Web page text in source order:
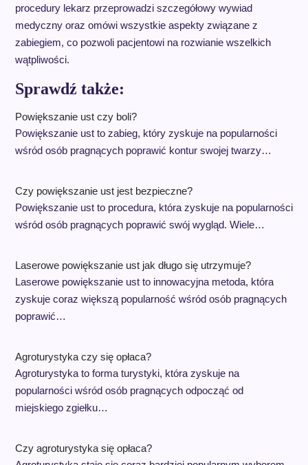
procedury lekarz przeprowadzi szczegółowy wywiad
medyczny oraz omówi wszystkie aspekty związane z
zabiegiem, co pozwoli pacjentowi na rozwianie wszelkich
wątpliwości.
Sprawdź także:
Powiększanie ust czy boli?
Powiększanie ust to zabieg, który zyskuje na popularności
wśród osób pragnących poprawić kontur swojej twarzy…
Czy powiększanie ust jest bezpieczne?
Powiększanie ust to procedura, która zyskuje na popularności
wśród osób pragnących poprawić swój wygląd. Wiele…
Laserowe powiększanie ust jak długo się utrzymuje?
Laserowe powiększanie ust to innowacyjna metoda, która
zyskuje coraz większą popularność wśród osób pragnących
poprawić…
Agroturystyka czy się opłaca?
Agroturystyka to forma turystyki, która zyskuje na
popularności wśród osób pragnących odpocząć od
miejskiego zgiełku…
Czy agroturystyka się opłaca?